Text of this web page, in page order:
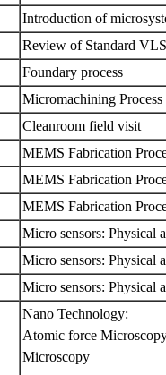
Introduction of
Review of Standard
Foundary process
Micromachining Process
Cleanroom field visit
MEMS Fabrication
MEMS Fabrication
MEMS Fabrication
Micro sensors: Physical
Micro sensors: Physical
Micro sensors: Physical
Nano Technology:
Atomic force
Microscopy